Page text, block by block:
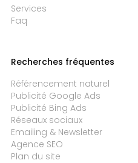
Services
Faq
Recherches fréquentes
Référencement naturel
Publicité Google Ads
Publicité Bing Ads
Réseaux sociaux
Emailing & Newsletter
Agence SEO
Plan du site